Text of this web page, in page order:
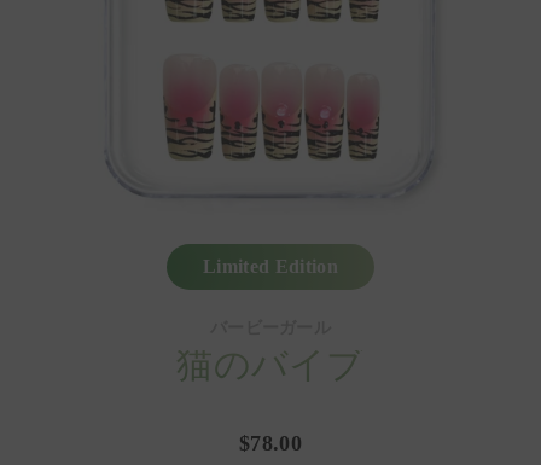
Limited Edition
猫のバイブ
$78.00